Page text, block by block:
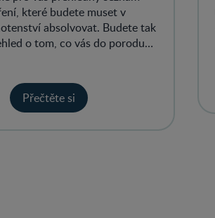
které budete muset v
absolvovat. Budete tak
o tom, co vás do porodu
Přečtěte si